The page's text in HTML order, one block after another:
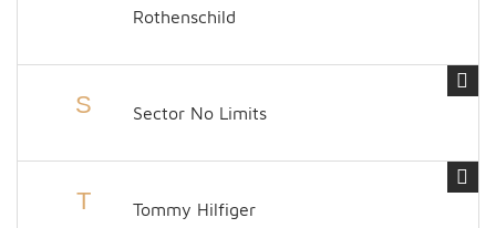
Rothenschild
S Sector No Limits
T Tommy Hilfiger